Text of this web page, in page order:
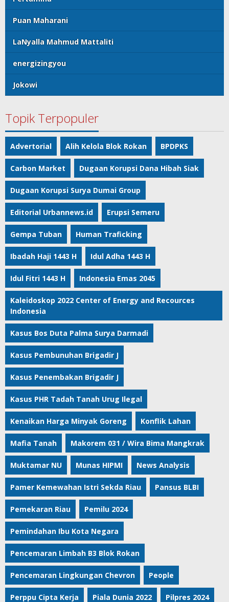
Puan Maharani
LaNyalla Mahmud Mattaliti
energizingyou
Jokowi
Topik Terpopuler
Advertorial Alih Kelola Blok Rokan BPDPKS
Carbon Market Dugaan Korupsi Dana Hibah Siak
Dugaan Korupsi Surya Dumai Group
Editorial Urbannews.id Erupsi Semeru
Gempa Tuban Human Traficking
Ibadah Haji 1443 H Idul Adha 1443 H
Idul Fitri 1443 H Indonesia Emas 2045
Kaleidoskop 2022 Center of Energy and Recources
Indonesia
Kasus Bos Duta Palma Surya Darmadi
Kasus Pembunuhan Brigadir J
Kasus Penembakan Brigadir J
Kasus PHR Tadah Tanah Urug Ilegal
Kenaikan Harga Minyak Goreng Konflik Lahan
Mafia Tanah Makorem 031 / Wira Bima Mangkrak
Muktamar NU Munas HIPMI News Analysis
Pamer Kemewahan Istri Sekda Riau Pansus BLBI
Pemekaran Riau Pemilu 2024
Pemindahan Ibu Kota Negara
Pencemaran Limbah B3 Blok Rokan
Pencemaran Lingkungan Chevron People
Perppu Cipta Kerja Piala Dunia 2022 Pilpres 2024